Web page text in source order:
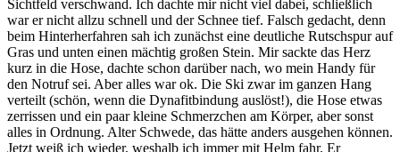
Sichtfeld verschwand. Ich dachte mir nicht viel dabei, schließlich
war er nicht allzu schnell und der Schnee tief. Falsch gedacht, denn
beim Hinterherfahren sah ich zunächst eine deutliche Rutschspur auf
Gras und unten einen mächtig großen Stein. Mir sackte das Herz
kurz in die Hose, dachte schon darüber nach, wo mein Handy für
den Notruf sei. Aber alles war ok. Die Ski zwar im ganzen Hang
verteilt (schön, wenn die Dynafitbindung auslöst!), die Hose etwas
zerrissen und ein paar kleine Schmerzchen am Körper, aber sonst
alles in Ordnung. Alter Schwede, das hätte anders ausgehen können.
Jetzt weiß ich wieder, weshalb ich immer mit Helm fahr. Er